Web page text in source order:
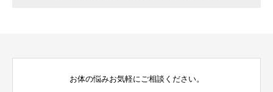
お体の悩みお気軽にご相談ください。